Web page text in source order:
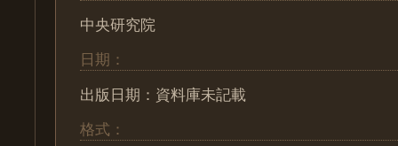
中央研究院
日期：
出版日期：資料庫未記載
格式：